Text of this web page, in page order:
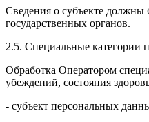
Сведения о субъекте
государственных органов.
2.5. Специальные категории
Обработка Оператором
убеждений, состояния
- субъект персональных